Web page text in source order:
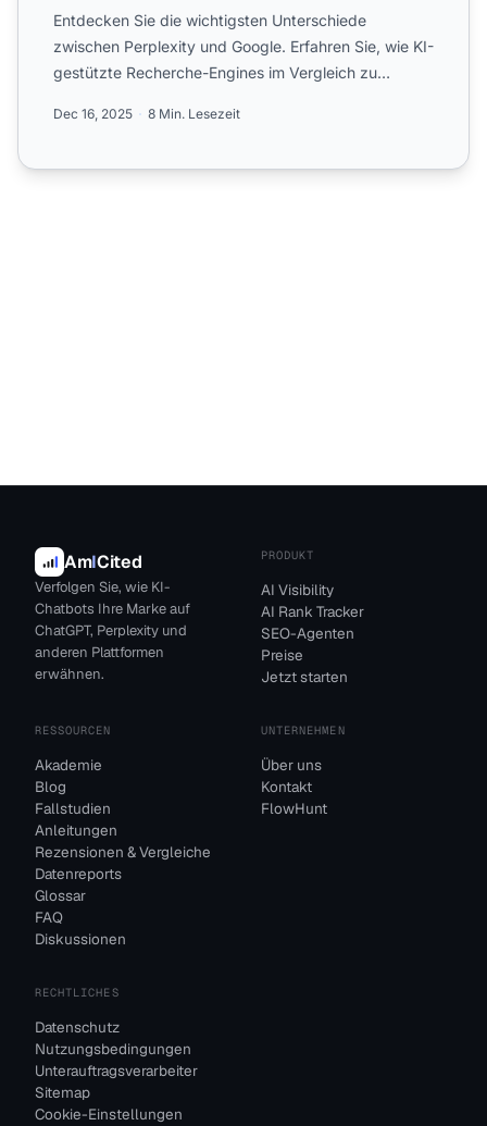
Entdecken Sie die wichtigsten Unterschiede
zwischen Perplexity und Google. Erfahren Sie, wie KI-
gestützte Recherche-Engines im Vergleich zu
Dec 16, 2025 8 Min. Lesezeit
AmICited
Verfolgen Sie, wie KI-
Chatbots Ihre Marke auf
ChatGPT, Perplexity und
anderen Plattformen
erwähnen.
PRODUKT
AI Visibility
AI Rank Tracker
SEO-Agenten
Preise
Jetzt starten
RESSOURCEN
Akademie
Blog
Fallstudien
Anleitungen
Rezensionen & Vergleiche
Datenreports
Glossar
FAQ
Diskussionen
UNTERNEHMEN
Über uns
Kontakt
FlowHunt
RECHTLICHES
Datenschutz
Nutzungsbedingungen
Unterauftragsverarbeiter
Sitemap
Cookie-Einstellungen